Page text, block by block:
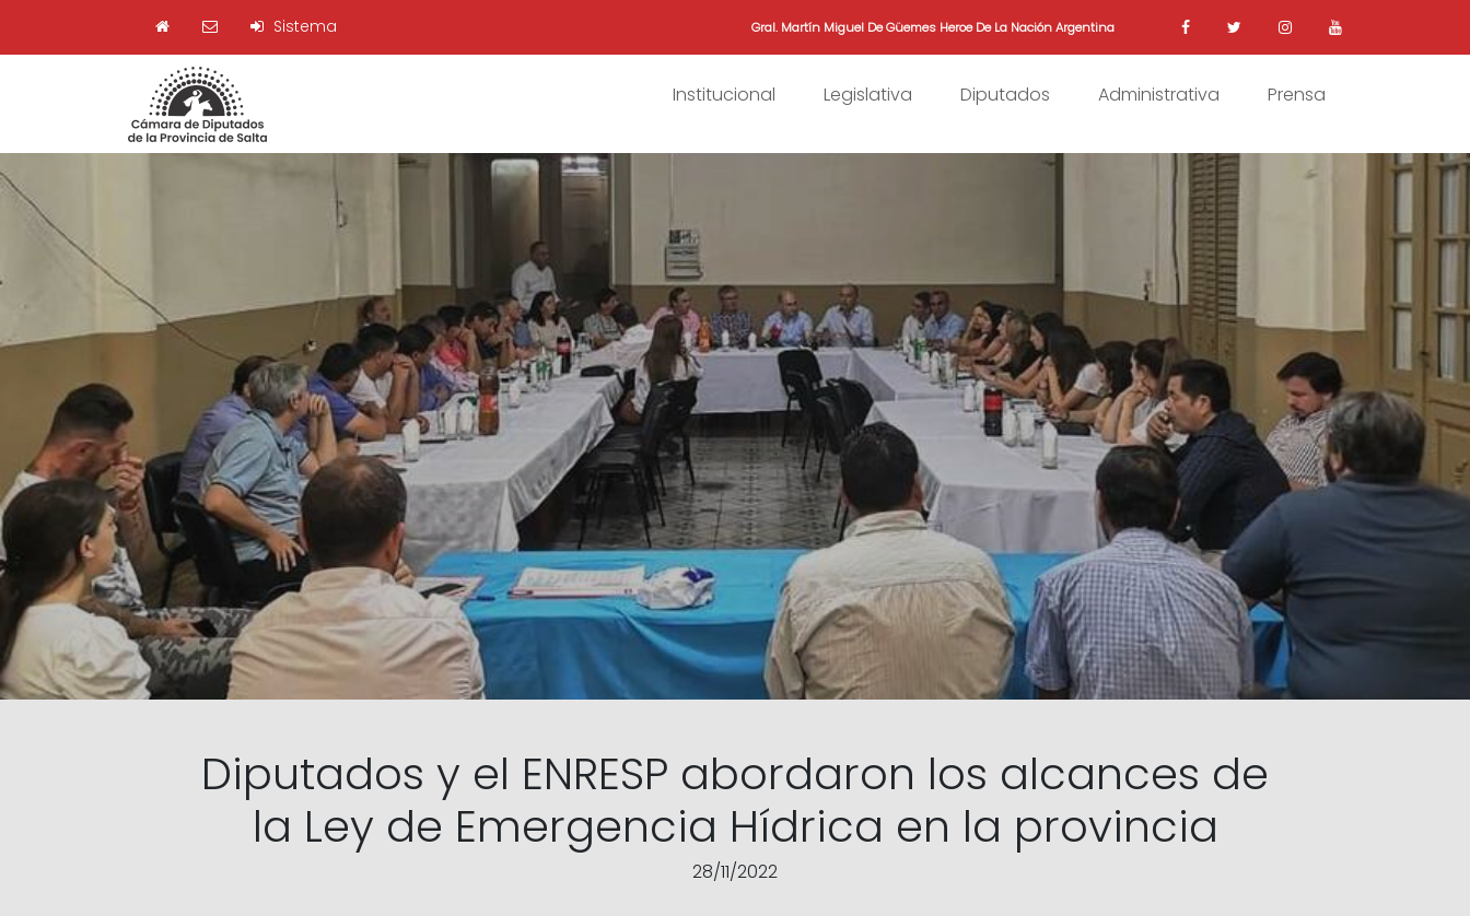
Sistema Gral. Martín Miguel De Güemes Heroe De La Nación Argentina
Institucional Legislativa Diputados Administrativa Prensa
Diputados y el ENRESP abordaron los alcances de
la Ley de Emergencia Hídrica en la provincia
28/11/2022